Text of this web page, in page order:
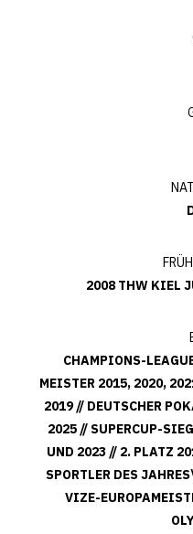
2008 THW KIEL
CHAMPIONS-
MEISTER 2015, 2020,
2019 // DEUTSCHER
2025 // SUPERCUP-
UND 2023 // 2. PLATZ
SPORTLER DES
VIZE-